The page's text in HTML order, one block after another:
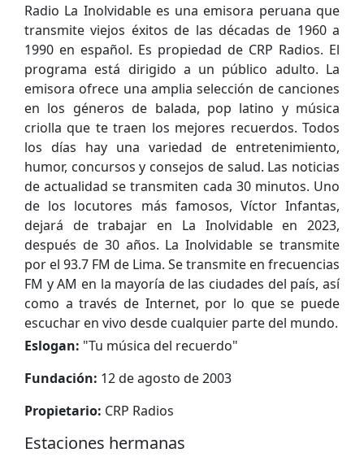
Radio La Inolvidable es una emisora ​​peruana que
transmite viejos éxitos de las décadas de 1960 a
1990 en español. Es propiedad de CRP Radios. El
programa está dirigido a un público adulto. La
emisora ​​ofrece una amplia selección de canciones
en los géneros de balada, pop latino y música
criolla que te traen los mejores recuerdos. Todos
los días hay una variedad de entretenimiento,
humor, concursos y consejos de salud. Las noticias
de actualidad se transmiten cada 30 minutos. Uno
de los locutores más famosos, Víctor Infantas,
dejará de trabajar en La Inolvidable en 2023,
después de 30 años. La Inolvidable se transmite
por el 93.7 FM de Lima. Se transmite en frecuencias
FM y AM en la mayoría de las ciudades del país, así
como a través de Internet, por lo que se puede
escuchar en vivo desde cualquier parte del mundo.
Eslogan: "Tu música del recuerdo"
Fundación: 12 de agosto de 2003
Propietario: CRP Radios
Estaciones hermanas